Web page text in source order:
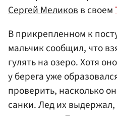
Сергей Меликовв своем
В прикрепленном к
мальчик сообщил, что
гулять на озеро. Хотя
у берега уже
проверить, насколько
санки. Лед их